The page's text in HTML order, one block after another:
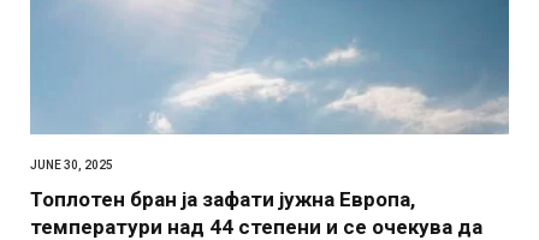
JUNE 30, 2025
Топлотен бран ја зафати јужна Европа,
температури над 44 степени и се очекува да